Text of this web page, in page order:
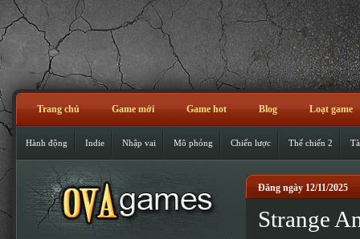
Trang chủ Game mới Game hot Blog Loạt game
Hành động Indie Nhập vai Mô phỏng Chiến lược Thế chiến 2
Đăng ngày 12/11/2025
Strange